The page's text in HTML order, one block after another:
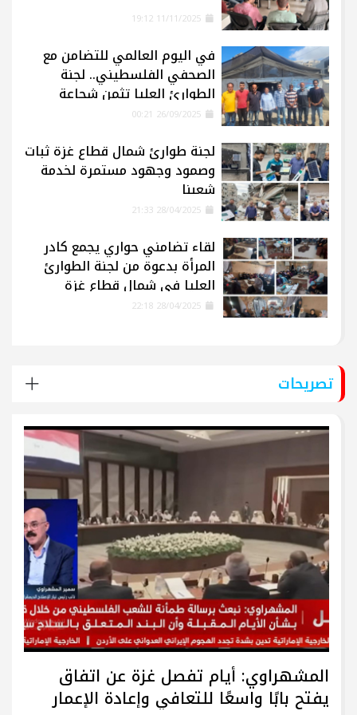
في اليوم العالمي للتضامن مع
الصحفي الفلسطيني.. لجنة
الطوارئ العليا تثمن شجاعة
الإعلاميين في غزة
لجنة طوارئ شمال قطاع غزة ثبات
وصمود وجهود مستمرة لخدمة
شعبنا
لقاء تضامني حواري يجمع كادر
المرأة بدعوة من لجنة الطوارئ
العليا في شمال قطاع غزة
تصريحات
المشهراوي: أيام تفصل غزة عن اتفاق
يفتح بابًا واسعًا للتعافي وإعادة الإعمار